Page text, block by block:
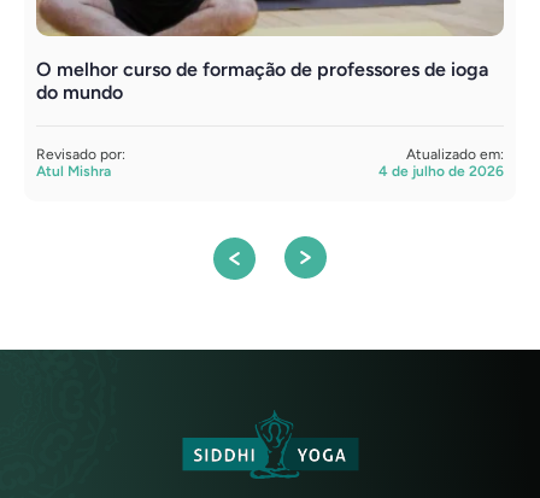
O melhor curso de formação de professores de ioga
do mundo
Revisado por:
Atul Mishra
Atualizado em:
4 de julho de 2026